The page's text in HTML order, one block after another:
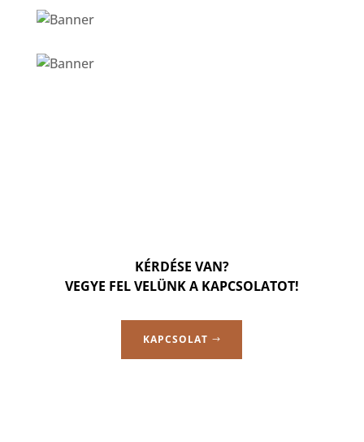
KÉRDÉSE VAN?
VEGYE FEL VELÜNK A KAPCSOLATOT!
KAPCSOLAT